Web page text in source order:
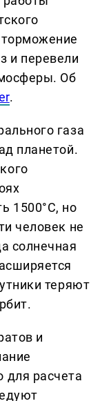
и перевели
Об
.
газа
планетой.
1500°C, но
человек не
солнечная
теряют
и
для расчета